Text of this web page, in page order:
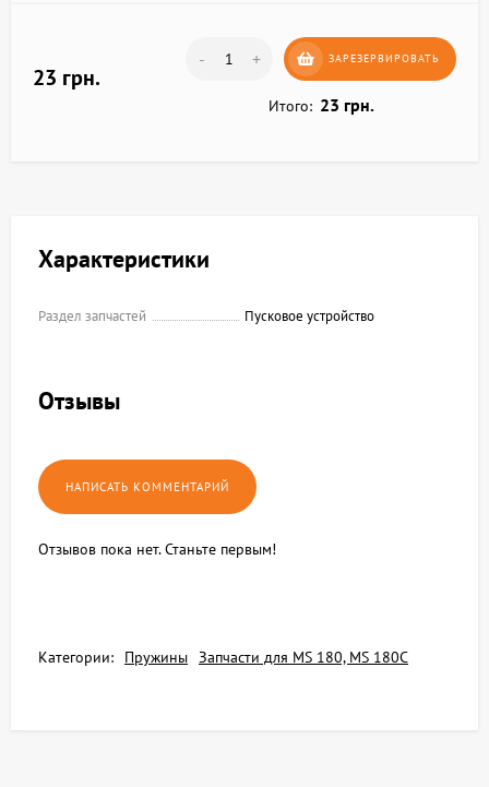
23 грн.
- + ЗАРЕЗЕРВИРОВАТЬ
Итого: 23 грн.
Характеристики
Раздел запчастей Пусковое устройство
Отзывы
Отзывов пока нет. Станьте первым!
Категории: Пружины Запчасти для MS 180, MS 180C